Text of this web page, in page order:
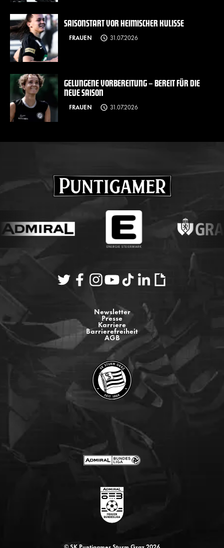
SAISONSTART VOR HEIMISCHER KULISSE
FRAUEN 31.07.2026
GELUNGENE VORBEREITUNG – BEREIT FÜR DIE
NEUE SAISON
FRAUEN 31.07.2026
Newsletter
Presse
Karriere
Barrierefreiheit
AGB